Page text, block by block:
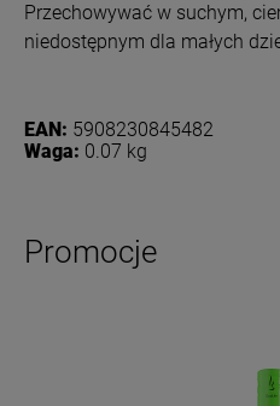
Przechowywać w suchym,
niedostępnym dla małych
EAN: 5908230845482
Waga: 0.07 kg
Promocje